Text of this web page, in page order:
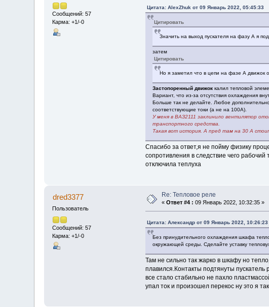
Сообщений: 57
Карма: +1/-0
Цитата: AlexZhuk от 09 Январь 2022, 05:45:33
Цитировать
Значить на выход пускателя на фазу А я
затем
Цитировать
Но я заметил что в цепи на фазе А движок
Застопоренный движоккалил тепловой
Вариант, что из-за отсутствия охлаждения
Больше так не делайте. Любое
соответствующие токи (а не на 100А).
У меня в ВАЗ2111 заклинило вентилятор
транспортного средства.
Такая вот история. А пред там на 30 А
Спасибо за ответ,я не пойму физику
сопротивления в следствие чего
отключила теплуха
dred3377
Пользователь
Сообщений: 57
Карма: +1/-0
Re: Тепловое реле
«Ответ #4 : 09 Январь 2022, 10:32:35 »
Цитата: Алексaндр от 09 Январь 2022, 10:26:23
Без принудительного охлаждения шкафа
окружающей среды. Сделайте уставку
Там не сильно так жарко в шкафу но
плавился.Контакты подтянуты пускатель
все стало стабильно не пахло
упал ток и произошел перекос ну это я